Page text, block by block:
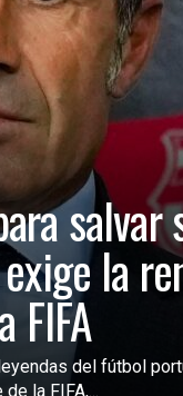
salvar
la
FIFA
del fútbol
la FIFA,...